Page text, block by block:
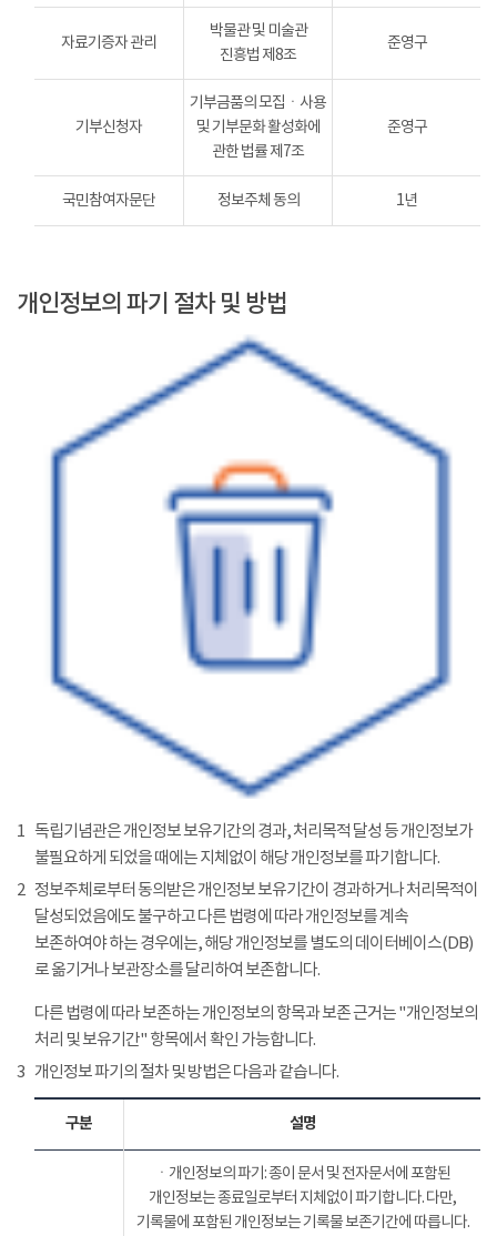
자료기증자 관리
박물관 및 미술관
진흥법 제8조
준영구
기부신청자
기부금품의 모집ㆍ사용
및 기부문화 활성화에
관한 법률 제7조
준영구
국민참여자문단 정보주체 동의 1년
개인정보의 파기 절차 및 방법
1 독립기념관은 개인정보 보유기간의 경과, 처리목적 달성 등 개인정보가
불필요하게 되었을 때에는 지체없이 해당 개인정보를 파기합니다.
2 정보주체로부터 동의받은 개인정보 보유기간이 경과하거나 처리목적이
달성되었음에도 불구하고 다른 법령에 따라 개인정보를 계속
보존하여야 하는 경우에는, 해당 개인정보를 별도의 데이터베이스(DB)
로 옮기거나 보관장소를 달리하여 보존합니다.
다른 법령에 따라 보존하는 개인정보의 항목과 보존 근거는 "개인정보의
처리 및 보유기간" 항목에서 확인 가능합니다.
3 개인정보 파기의 절차 및 방법은 다음과 같습니다.
구분 설명
ㆍ개인정보의 파기: 종이 문서 및 전자문서에 포함된
개인정보는 종료일로부터 지체없이 파기합니다. 다만,
기록물에 포함된 개인정보는 기록물 보존기간에 따릅니다.